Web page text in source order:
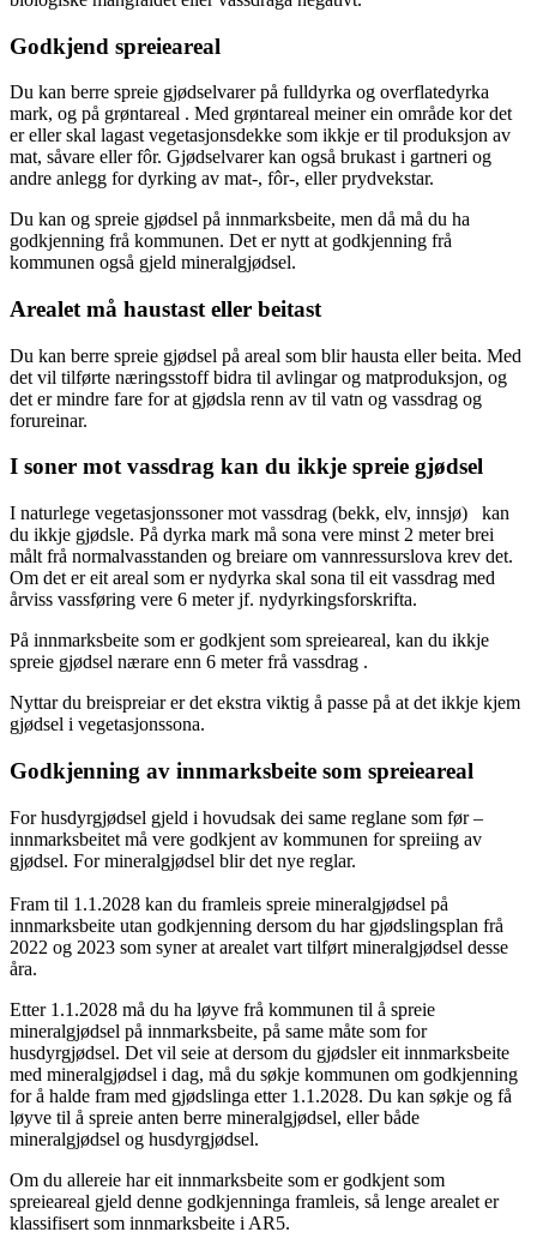
Godkjend spreieareal
Du kan berre spreie gjødselvarer på fulldyrka og overflatedyrka
mark, og på grøntareal . Med grøntareal meiner ein område kor det
er eller skal lagast vegetasjonsdekke som ikkje er til produksjon av
mat, såvare eller fôr. Gjødselvarer kan også brukast i gartneri og
andre anlegg for dyrking av mat-, fôr-, eller prydvekstar.
Du kan og spreie gjødsel på innmarksbeite, men då må du ha
godkjenning frå kommunen. Det er nytt at godkjenning frå
kommunen også gjeld mineralgjødsel.
Arealet må haustast eller beitast
Du kan berre spreie gjødsel på areal som blir hausta eller beita. Med
det vil tilførte næringsstoff bidra til avlingar og matproduksjon, og
det er mindre fare for at gjødsla renn av til vatn og vassdrag og
forureinar.
I soner mot vassdrag kan du ikkje spreie gjødsel
I naturlege vegetasjonssoner mot vassdrag (bekk, elv, innsjø) kan
du ikkje gjødsle. På dyrka mark må sona vere minst 2 meter brei
målt frå normalvasstanden og breiare om vannressurslova krev det.
Om det er eit areal som er nydyrka skal sona til eit vassdrag med
årviss vassføring vere 6 meter jf. nydyrkingsforskrifta.
På innmarksbeite som er godkjent som spreieareal, kan du ikkje
spreie gjødsel nærare enn 6 meter frå vassdrag .
Nyttar du breispreiar er det ekstra viktig å passe på at det ikkje kjem
gjødsel i vegetasjonssona.
Godkjenning av innmarksbeite som spreieareal
For husdyrgjødsel gjeld i hovudsak dei same reglane som før –
innmarksbeitet må vere godkjent av kommunen for spreiing av
gjødsel. For mineralgjødsel blir det nye reglar.
Fram til 1.1.2028 kan du framleis spreie mineralgjødsel på
innmarksbeite utan godkjenning dersom du har gjødslingsplan frå
2022 og 2023 som syner at arealet vart tilført mineralgjødsel desse
åra.
Etter 1.1.2028 må du ha løyve frå kommunen til å spreie
mineralgjødsel på innmarksbeite, på same måte som for
husdyrgjødsel. Det vil seie at dersom du gjødsler eit innmarksbeite
med mineralgjødsel i dag, må du søkje kommunen om godkjenning
for å halde fram med gjødslinga etter 1.1.2028. Du kan søkje og få
løyve til å spreie anten berre mineralgjødsel, eller både
mineralgjødsel og husdyrgjødsel.
Om du allereie har eit innmarksbeite som er godkjent som
spreieareal gjeld denne godkjenninga framleis, så lenge arealet er
klassifisert som innmarksbeite i AR5.